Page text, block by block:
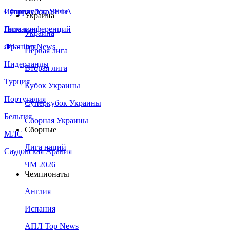
Сборная Украины
Италия
Германия
Франция
Нидерланды
Турция
Португалия
Бельгия
МЛС
Саудовская Аравия
Суперкубок УЕФА
Лига конференций
ЛЧ - Top News
Украина
Украина
Первая лига
Вторая лига
Кубок Украины
Суперкубок Украины
Сборная Украины
Сборные
Лига наций
ЧМ 2026
Чемпионаты
Англия
Испания
АПЛ Top News